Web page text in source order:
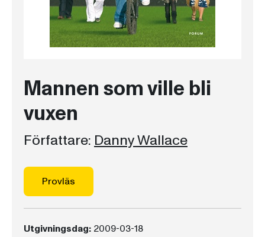
Mannen som ville bli
vuxen
Författare: Danny Wallace
Provläs
Utgivningsdag: 2009-03-18